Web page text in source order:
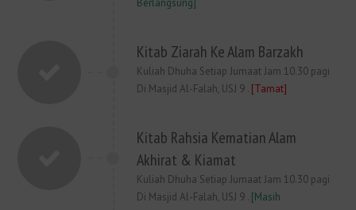
Berlangsung]
Kitab Ziarah Ke Alam Barzakh
Kuliah Dhuha Setiap Jumaat Jam 10.30 pagi
Di Masjid Al-Falah, USJ 9 . [Tamat]
Kitab Rahsia Kematian Alam
Akhirat & Kiamat
Kuliah Dhuha Setiap Jumaat Jam 10.30 pagi
Di Masjid Al-Falah, USJ 9 . [Masih